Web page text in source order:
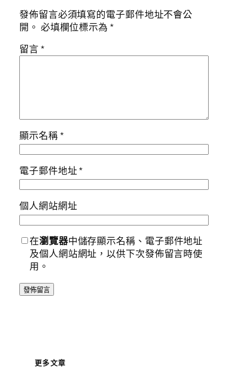
發佈留言必須填寫的電子郵件地址不會公
開。 必填欄位標示為*
留言*
顯示名稱*
電子郵件地址*
個人網站網址
在瀏覽器中儲存顯示名稱、電子郵件地址
及個人網站網址，以供下次發佈留言時使
用。
更多文章